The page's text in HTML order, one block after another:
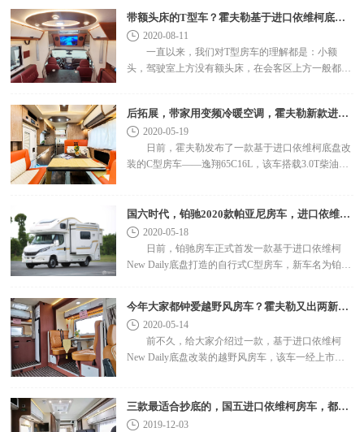
带额头床的T型车？霍夫勒基于进口依维柯底盘定制改装！
2020-08-11
一直以来，我们对T型房车的理解都是：小额
头，驾驶室上方没有额头床，在会客区上方一般都会
后拓展，带家用变频冷暖空调，霍夫勒新款进口依维柯C型房车上市！
2020-05-19
日前，霍夫勒发布了一款基于进口依维柯底盘改
装的C型房车——逸翔65C16L，该车搭载3.0T柴油发
国六时代，铂驰2020款帕亚尼房车，进口依维柯底盘改装！
2020-05-18
日前，铂驰房车正式首发一款基于进口依维柯
New Daily底盘打造的自行式C型房车，新车名为铂驰
今年大家都钟爱越野风房车？霍夫勒又出两新款！
2020-05-14
前不久，给大家介绍过一款，基于进口依维柯
New Daily底盘改装的越野风房车，该车一经上市，
三款最适合抄底的，国五进口依维柯房车，都是爆款！
2019-12-03